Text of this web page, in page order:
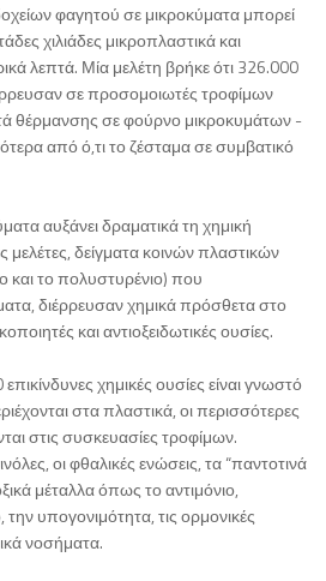
φαγητού σε μικροκύματα μπορεί
χιλιάδες μικροπλαστικά και
λεπτά. Μία μελέτη βρήκε ότι 326.000
σε προσομοιωτές τροφίμων
θέρμανσης σε φούρνο μικροκυμάτων -
από ό,τι το ζέσταμα σε συμβατικό
αυξάνει δραματικά τη χημική
δείγματα κοινών πλαστικών
το πολυστυρένιο) που
διέρρευσαν χημικά πρόσθετα στο
και αντιοξειδωτικές ουσίες.
χημικές ουσίες είναι γνωστό
στα πλαστικά, οι περισσότερες
στις συσκευασίες τροφίμων.
οι φθαλικές ενώσεις, τα “παντοτινά
μέταλλα όπως το αντιμόνιο,
υπογονιμότητα, τις ορμονικές
νοσήματα.